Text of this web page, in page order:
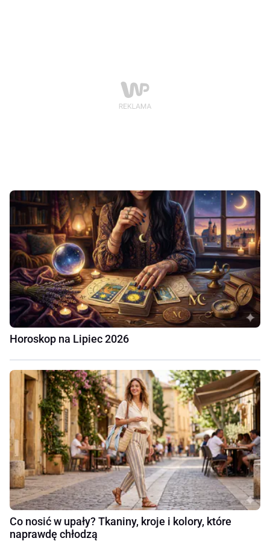
Horoskop na Lipiec 2026
Co nosić w upały? Tkaniny, kroje i kolory, które
naprawdę chłodzą